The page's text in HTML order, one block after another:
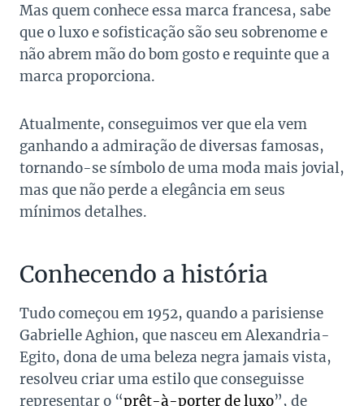
Mas quem conhece essa marca francesa, sabe
que o luxo e sofisticação são seu sobrenome e
não abrem mão do bom gosto e requinte que a
marca proporciona.
Atualmente, conseguimos ver que ela vem
ganhando a admiração de diversas famosas,
tornando-se símbolo de uma moda mais jovial,
mas que não perde a elegância em seus
mínimos detalhes.
Conhecendo a história
Tudo começou em 1952, quando a parisiense
Gabrielle Aghion, que nasceu em Alexandria-
Egito, dona de uma beleza negra jamais vista,
resolveu criar uma estilo que conseguisse
representar o “prêt-à-porter de luxo”, de